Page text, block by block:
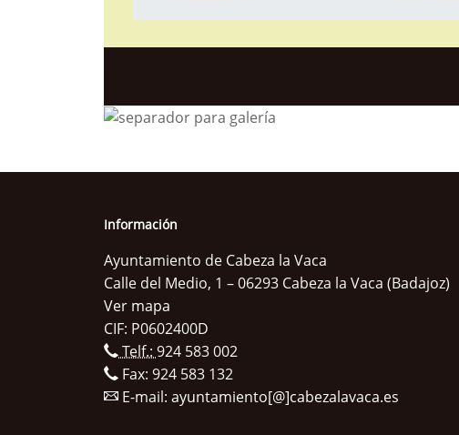
Información
Ayuntamiento de Cabeza la Vaca
Calle del Medio, 1 – 06293 Cabeza la Vaca (Badajoz)
Ver mapa
CIF: P0602400D
Telf.:924 583 002
Fax: 924 583 132
E-mail: ayuntamiento[@]cabezalavaca.es